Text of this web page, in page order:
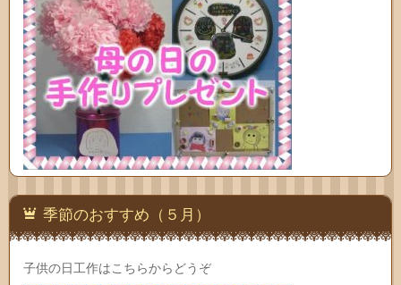
季節のおすすめ（５月）
子供の日工作はこちらからどうぞ